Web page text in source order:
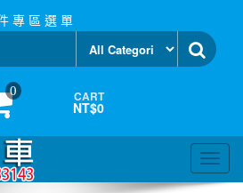
專 區 選 單
0 CART
NT$0